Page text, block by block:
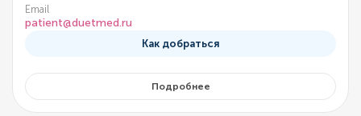
Email
patient@duetmed.ru
Как добраться
Подробнее